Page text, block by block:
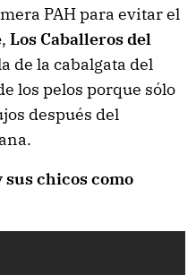
PAH para evitar el
, Los Caballeros del
de la cabalgata del
los pelos porque sólo
después del
chicos como